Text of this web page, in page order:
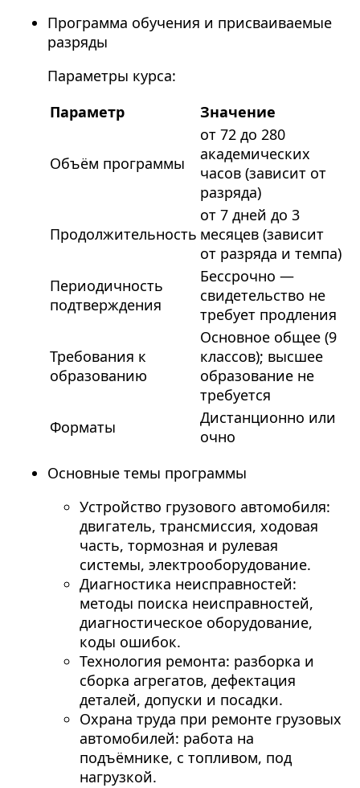
Программа обучения и присваиваемые
разряды
Параметры курса:
Параметр
Значение
Объём программы
от 72 до 280
академических
часов (зависит от
разряда)
Продолжительность
от 7 дней до 3
месяцев (зависит
от разряда и темпа)
Периодичность
подтверждения
Бессрочно —
свидетельство не
требует продления
Требования к
образованию
Основное общее (9
классов); высшее
образование не
требуется
Форматы
Дистанционно или
очно
Основные темы программы
Устройство грузового автомобиля:
двигатель, трансмиссия, ходовая
часть, тормозная и рулевая
системы, электрооборудование.
Диагностика неисправностей:
методы поиска неисправностей,
диагностическое оборудование,
коды ошибок.
Технология ремонта: разборка и
сборка агрегатов, дефектация
деталей, допуски и посадки.
Охрана труда при ремонте грузовых
автомобилей: работа на
подъёмнике, с топливом, под
нагрузкой.